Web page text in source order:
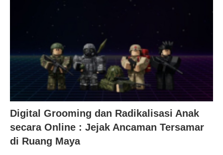
Digital Grooming dan Radikalisasi Anak
secara Online : Jejak Ancaman Tersamar
di Ruang Maya